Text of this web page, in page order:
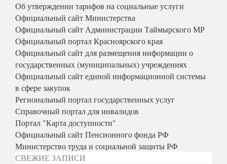
Об утверждении тарифов на социальные услуги
Официальный сайт Министерства
Официальный сайт Администрации Таймырского МР
Официальный портал Красноярского края
Официальный сайт для размещения информации о
государственных (муниципальных) учреждениях
Официальный сайт единой информационной системы
в сфере закупок
Региональный портал государственных услуг
Справочный портал для инвалидов
Портал "Карта доступности"
Официальный сайт Пенсионного фонда РФ
Министерство труда и социальной защиты РФ
СВЕЖИЕ ЗАПИСИ